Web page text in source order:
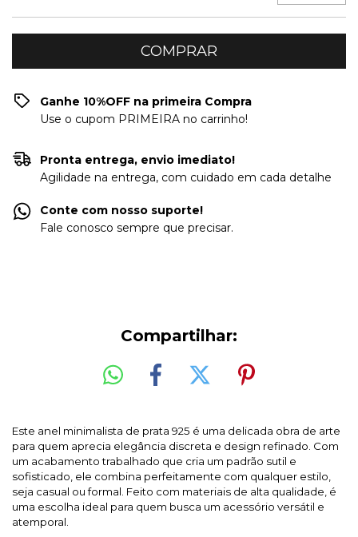
Ganhe 10%OFF na primeira Compra
Use o cupom PRIMEIRA no carrinho!
Pronta entrega, envio imediato!
Agilidade na entrega, com cuidado em cada detalhe
Conte com nosso suporte!
Fale conosco sempre que precisar.
Compartilhar:
Este anel minimalista de prata 925 é uma delicada obra de arte
para quem aprecia elegância discreta e design refinado. Com
um acabamento trabalhado que cria um padrão sutil e
sofisticado, ele combina perfeitamente com qualquer estilo,
seja casual ou formal. Feito com materiais de alta qualidade, é
uma escolha ideal para quem busca um acessório versátil e
atemporal.